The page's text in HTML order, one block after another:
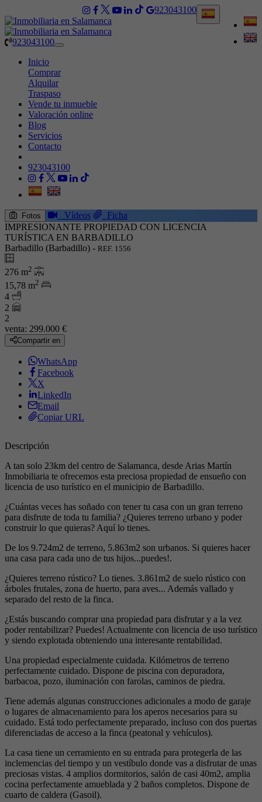
923043100
923043100
Toggle
Inicio
Comprar
Alquilar
Traspaso
Vende tu inmueble
Valoración online
Blog
Servicios
Contacto
923043100
Fotos Vídeos
Ficha
IMPRESIONANTE PROPIEDAD CON LICENCIA
TURÍSTICA EN BARBADILLO
Barbadillo (Barbadillo) - REF. 1556
276 m2
15,78 m2
4
2
2
venta: 299.000 €
Compartir en
WhatsApp
Facebook
X
LinkedIn
Email
Copiar URL
Descripción
A tan solo 23km del centro de Salamanca, desde Arias Martín
Inmobiliaria te ofrecemos esta preciosa propiedad de ensueño con
licencia de uso turístico en el municipio de Barbadillo.
¿Cuántas veces has soñado con tener tu casa con un gran terreno
para disfrute de toda tu familia? ¿Quieres terreno urbano y poder
construir lo que quieras? Aquí lo tienes.
De los 9.724m2 de terreno, 5.863m2 son urbanos. Si quieres hacer
una casa para cada uno de tus hijos...puedes!.
¿Quieres terreno rústico? Lo tienes. 3.861m2 de suelo rústico con
árboles frutales, zona de huerto, para aves... Además vallado y
separado del resto de la finca.
¿Estás buscando comprar una propiedad para disfrutar y a la vez
poder rentabilizar? Puedes! Actualmente con licencia de uso turístico
y siendo explotada obteniendo una interesante rentabilidad.
Una propiedad especialmente cuidada. Kilómetros de terreno
perfectamente cuidado. Dispone de piscina con depuradora,
barbacoa, pozo, iluminación con farolas, caminos de piedra.
Tiene además algunas construcciones adicionales a modo de garaje
o lugares de almacenamiento para los aperos necesarios para su
cuidado. Está todo perfectamente preparado, incluso con dos puertas
diferenciadas de acceso a la finca (peatonal y vehículos).
La casa tiene un cerramiento en su entrada para protegerla de las
inclemencias del tiempo y un vestíbulo donde vas a disfrutar de unas
preciosas vistas. 4 amplios dormitorios, salón de casi 40m2, amplia
cocina perfectamente amueblada y 2 baños completos. Dispone de
cuarto de caldera (Gasoil).